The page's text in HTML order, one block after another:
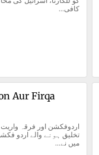
کافی...
Aur Firqa
میں نے...